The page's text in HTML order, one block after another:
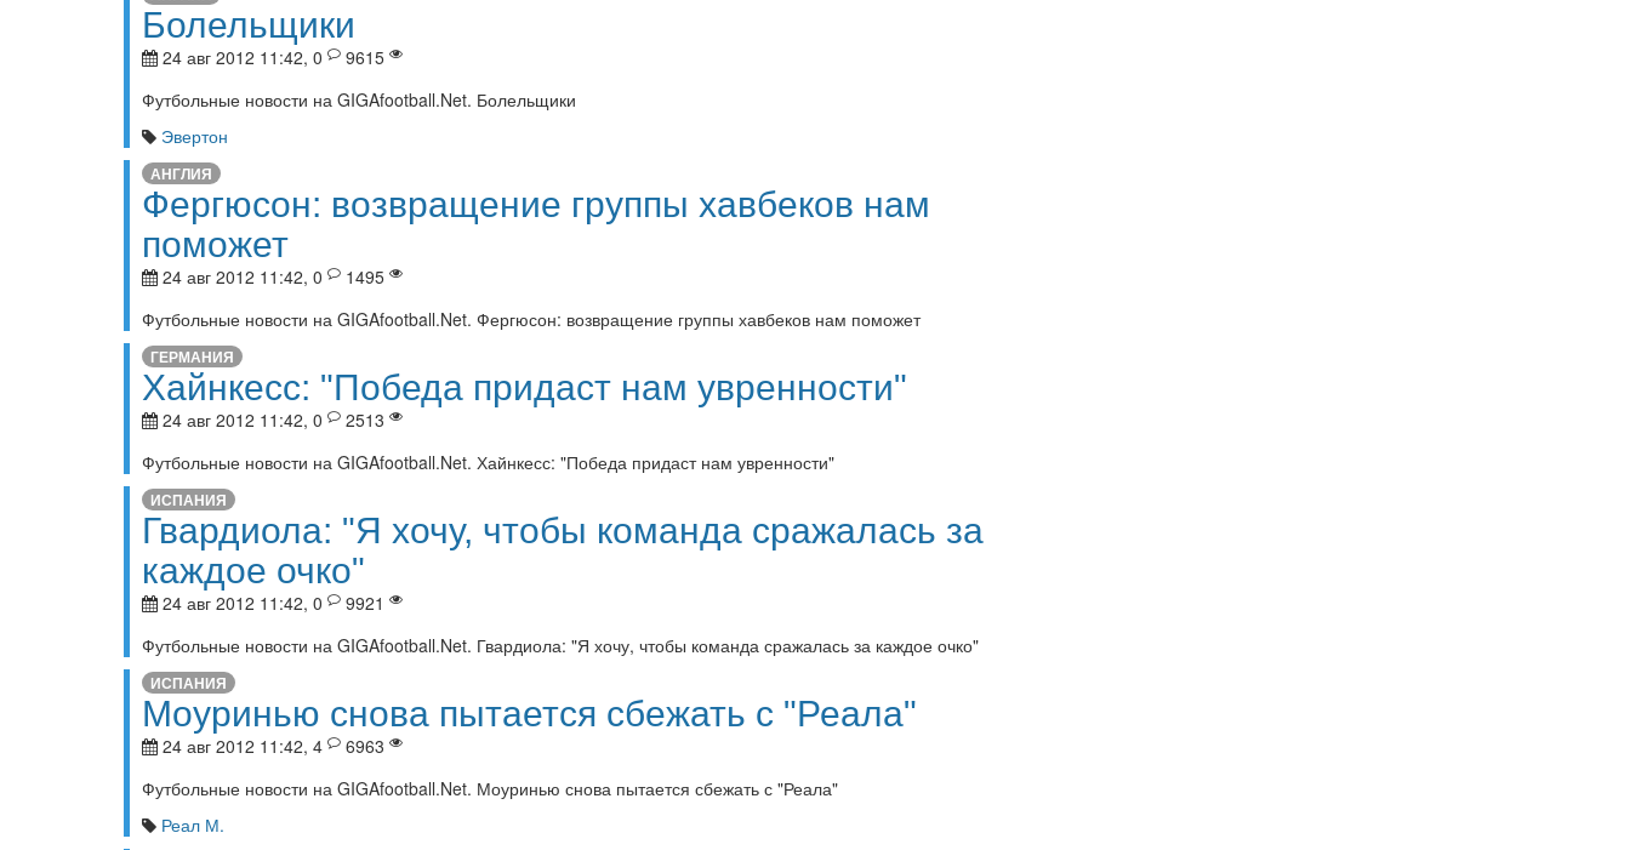
Болельщики
24 авг 2012 11:42, 0
9615
Футбольные новости на GIGAfootball.Net. Болельщики
Эвертон
АНГЛИЯ
Фергюсон: возвращение группы хавбеков нам
поможет
24 авг 2012 11:42, 0
1495
Футбольные новости на GIGAfootball.Net. Фергюсон: возвращение группы хавбеков нам поможет
ГЕРМАНИЯ
Хайнкесс: "Победа придаст нам увренности"
24 авг 2012 11:42, 0
2513
Футбольные новости на GIGAfootball.Net. Хайнкесс: "Победа придаст нам увренности"
ИСПАНИЯ
Гвардиола: "Я хочу, чтобы команда сражалась за
каждое очко"
24 авг 2012 11:42, 0
9921
Футбольные новости на GIGAfootball.Net. Гвардиола: "Я хочу, чтобы команда сражалась за каждое очко"
ИСПАНИЯ
Моуринью снова пытается сбежать с "Реала"
24 авг 2012 11:42, 4
6963
Футбольные новости на GIGAfootball.Net. Моуринью снова пытается сбежать с "Реала"
Реал М.